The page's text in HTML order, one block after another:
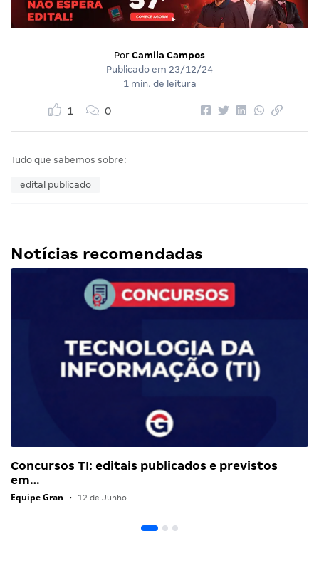
Por Camila Campos
Publicado em 23/12/24
1 min. de leitura
1 0
Tudo que sabemos sobre:
edital publicado
Notícias recomendadas
Concursos TI: editais publicados e previstos
em…
Equipe Gran • 12 de Junho